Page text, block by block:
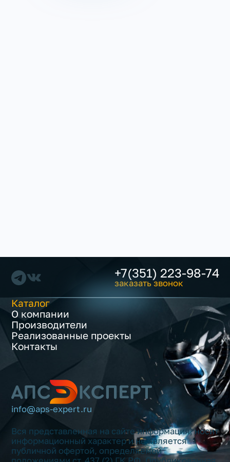
+7(351) 223-98-74
заказать звонок
Каталог
О компании
Производители
Реализованные проекты
Контакты
info@aps-expert.ru
Вся представленная на сайте информация, носит
информационный характер и не является
публичной офертой, определяемой